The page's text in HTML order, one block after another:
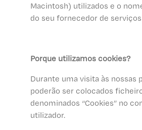
Macintosh) utilizados e o
do seu fornecedor de
Porque utilizamos cookies?
Durante uma visita às nossas
poderão ser colocados
denominados “Cookies” no
utilizador.